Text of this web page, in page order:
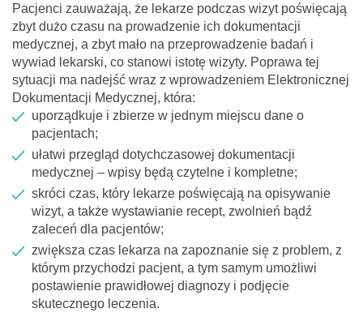
Pacjenci zauważają, że lekarze podczas wizyt poświęcają
zbyt dużo czasu na prowadzenie ich dokumentacji
medycznej, a zbyt mało na przeprowadzenie badań i
wywiad lekarski, co stanowi istotę wizyty. Poprawa tej
sytuacji ma nadejść wraz z wprowadzeniem Elektronicznej
Dokumentacji Medycznej, która:
uporządkuje i zbierze w jednym miejscu dane o
pacjentach;
ułatwi przegląd dotychczasowej dokumentacji
medycznej – wpisy będą czytelne i kompletne;
skróci czas, który lekarze poświęcają na opisywanie
wizyt, a także wystawianie recept, zwolnień bądź
zaleceń dla pacjentów;
zwiększa czas lekarza na zapoznanie się z problem, z
którym przychodzi pacjent, a tym samym umożliwi
postawienie prawidłowej diagnozy i podjęcie
skutecznego leczenia.